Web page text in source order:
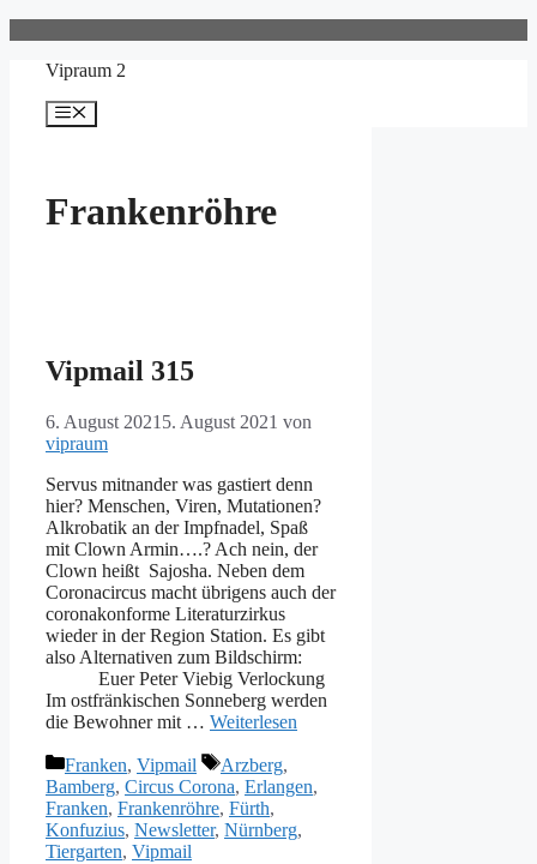
springenVipraum 2
Menü
Frankenröhre
Vipmail 315
6. August 2021 5. August 2021 von
vipraum
Servus mitnander was gastiert denn
hier? Menschen, Viren, Mutationen?
Alkrobatik an der Impfnadel, Spaß
mit Clown Armin….? Ach nein, der
Clown heißt Sajosha. Neben dem
Coronacircus macht übrigens auch der
coronakonforme Literaturzirkus
wieder in der Region Station. Es gibt
also Alternativen zum Bildschirm:
Euer Peter Viebig Verlockung
Im ostfränkischen Sonneberg werden
die Bewohner mit … Weiterlesen
Kategorien
Franken, Vipmail Schlagwörter
Arzberg,
Bamberg, Circus Corona, Erlangen,
Franken, Frankenröhre, Fürth,
Konfuzius, Newsletter, Nürnberg,
Tiergarten, Vipmail